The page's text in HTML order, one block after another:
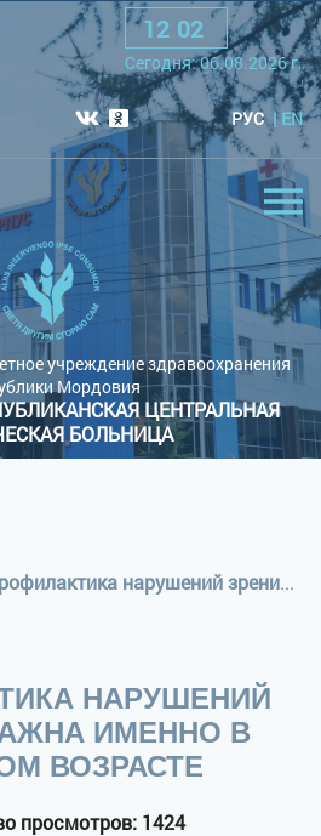
Черная схема
12 02
Cегодня:06.08.2026г.
РУС EN
учреждение здравоохранения
Мордовия
ЦЕНТРАЛЬНАЯ
БОЛЬНИЦА
Профилактика нарушений зрения важна именно в детском возрасте
НАРУШЕНИЙ
ИМЕННО В
ВОЗРАСТЕ
просмотров: 1424